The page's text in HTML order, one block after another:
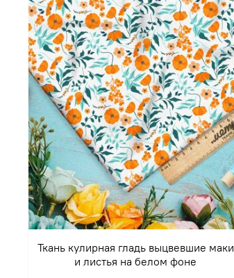
Ткань кулирная гладь выцвевшие маки
и листья на белом фоне